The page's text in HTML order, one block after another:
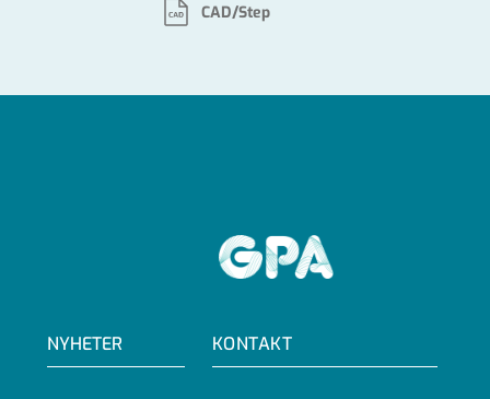
CAD/Step
NYHETER KONTAKT